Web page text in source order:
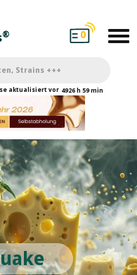
® 0
aktualisiert vor 4926 h 59 min